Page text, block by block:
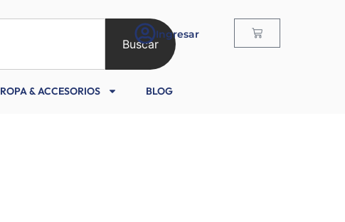
Buscar
Ingresar
ROPA & ACCESORIOS BLOG